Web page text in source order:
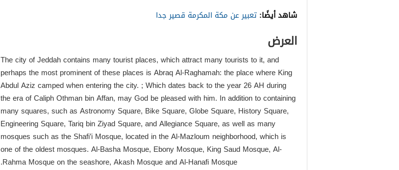
شاهد أيضًا: تعبير عن مكة المكرمة قصير جدا
العرض
The city of Jeddah contains many tourist places, which attract many tourists to it, and
perhaps the most prominent of these places is Abraq Al-Raghamah: the place where King
Abdul Aziz camped when entering the city. ; Which dates back to the year 26 AH during
the era of Caliph Othman bin Affan, may God be pleased with him. In addition to containing
many squares, such as Astronomy Square, Bike Square, Globe Square, History Square,
Engineering Square, Tariq bin Ziyad Square, and Allegiance Square, as well as many
mosques such as the Shafi’i Mosque, located in the Al-Mazloum neighborhood, which is
one of the oldest mosques. Al-Basha Mosque, Ebony Mosque, King Saud Mosque, Al-
Rahma Mosque on the seashore, Akash Mosque and Al-Hanafi Mosque.